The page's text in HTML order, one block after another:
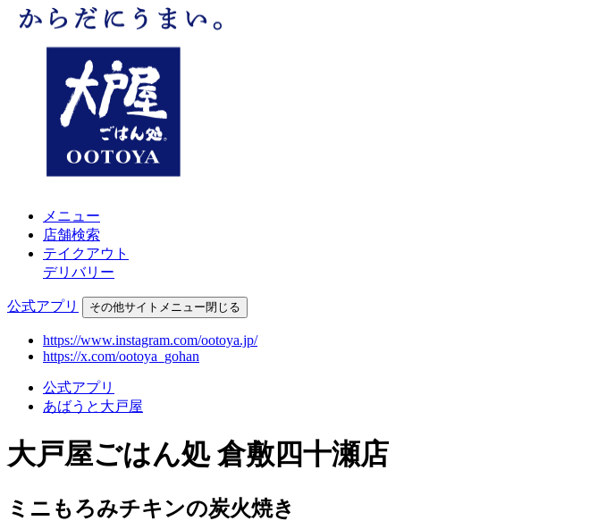
メニュー
店舗検索
テイクアウト
デリバリー
公式アプリ その他サイトメニュー閉じる
https://www.instagram.com/ootoya.jp/
https://x.com/ootoya_gohan
公式アプリ
あばうと大戸屋
大戸屋ごはん処 倉敷四十瀬店
ミニもろみチキンの炭火焼き